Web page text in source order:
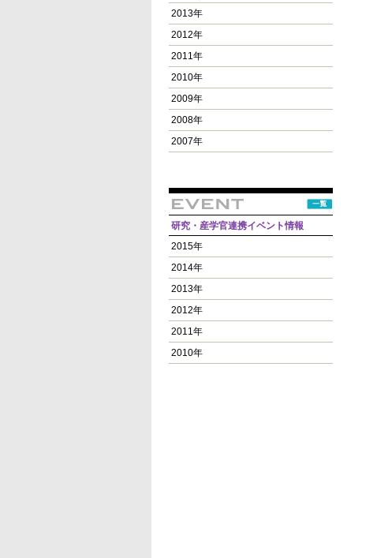
2013年
2012年
2011年
2010年
2009年
2008年
2007年
研究・産学官連携イベント情報
2015年
2014年
2013年
2012年
2011年
2010年